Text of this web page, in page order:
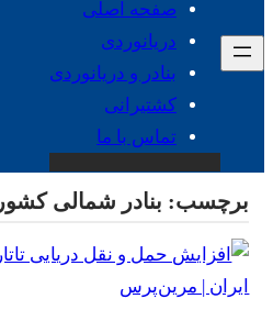
صفحه اصلی
دریانوردی
بنادر و دریانوردی
کشتیرانی
تماس با ما
برچسب: بنادر شمالی کشور